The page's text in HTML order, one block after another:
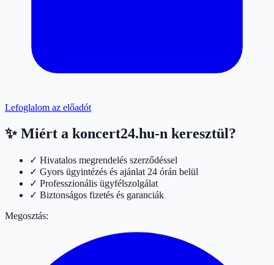
Lefoglalom az előadót
✨ Miért a koncert24.hu-n keresztül?
✓ Hivatalos megrendelés szerződéssel
✓ Gyors ügyintézés és ajánlat 24 órán belül
✓ Professzionális ügyfélszolgálat
✓ Biztonságos fizetés és garanciák
Megosztás: